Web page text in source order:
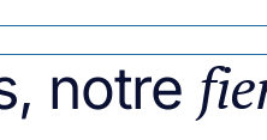
notre